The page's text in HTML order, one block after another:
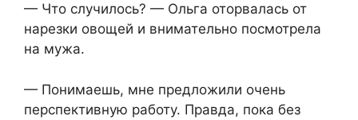
— Что случилось? — Ольга оторвалась от
нарезки овощей и внимательно посмотрела
на мужа.
— Понимаешь, мне предложили очень
перспективную работу. Правда, пока без